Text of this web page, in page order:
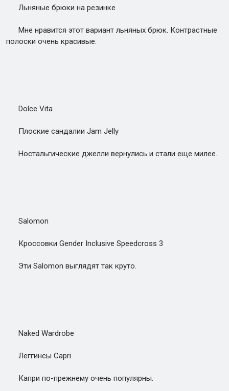
Льняные брюки на резинке
Мне нравится этот вариант льняных брюк. Контрастные
полоски очень красивые.
Dolce Vita
Плоские сандалии Jam Jelly
Ностальгические джелли вернулись и стали еще милее.
Salomon
Кроссовки Gender Inclusive Speedcross 3
Эти Salomon выглядят так круто.
Naked Wardrobe
Леггинсы Capri
Капри по-прежнему очень популярны.